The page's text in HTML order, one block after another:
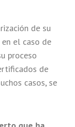
de su
el caso de
proceso
de
casos, se